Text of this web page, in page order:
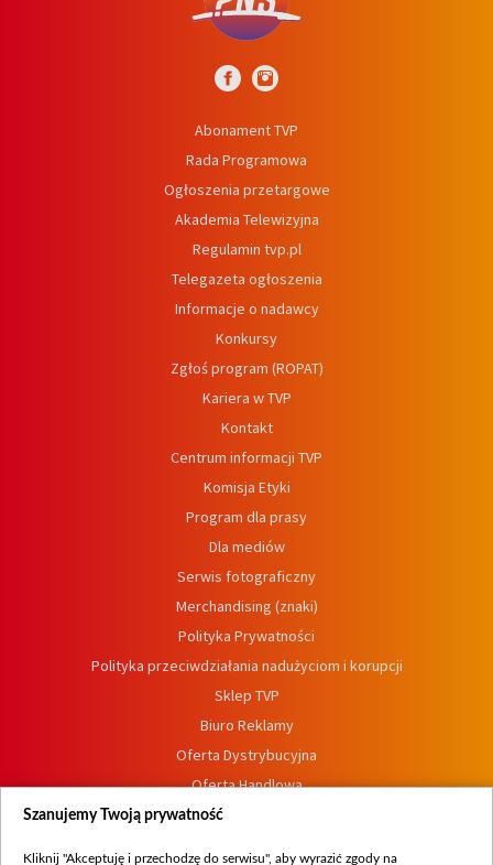
Abonament TVP
Rada Programowa
Ogłoszenia przetargowe
Akademia Telewizyjna
Regulamin tvp.pl
Telegazeta ogłoszenia
Informacje o nadawcy
Konkursy
Zgłoś program (ROPAT)
Kariera w TVP
Kontakt
Centrum informacji TVP
Komisja Etyki
Program dla prasy
Dla mediów
Serwis fotograficzny
Merchandising (znaki)
Polityka Prywatności
Polityka przeciwdziałania nadużyciom i korupcji
Sklep TVP
Biuro Reklamy
Oferta Dystrybucyjna
Oferta Handlowa
Dostępność
Szanujemy Twoją prywatność
Kliknij "Akceptuję i przechodzę do serwisu", aby wyrazić zgody na